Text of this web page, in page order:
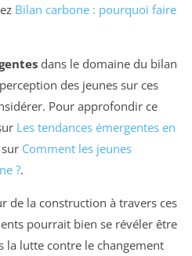
Bilan carbone : pourquoi faire
dans le domaine du bilan
des jeunes sur ces
Pour approfondir ce
Les tendances émergentes en
Comment les jeunes
?.
de la construction à travers ces
pourrait bien se révéler être
la lutte contre le changement